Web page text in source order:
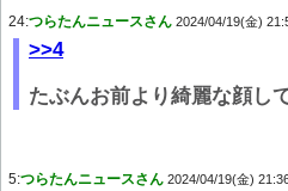
24:つらたんニュースさん 2024/04/19(金)
>>4
たぶんお前より綺麗な顔し
5:つらたんニュースさん 2024/04/19(金)